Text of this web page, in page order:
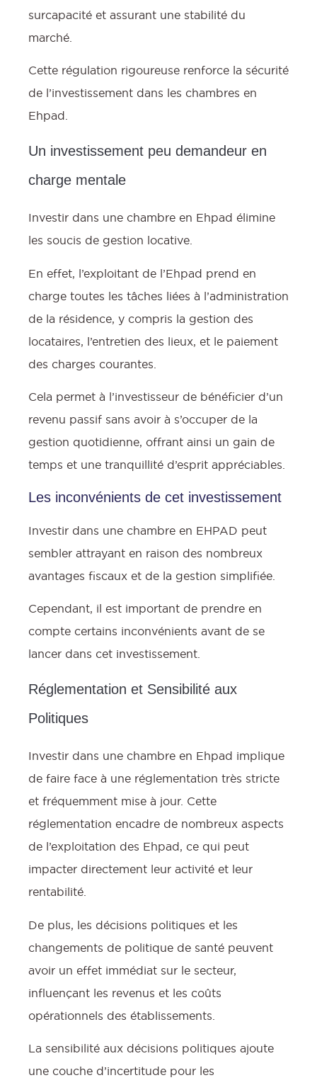
surcapacité et assurant une stabilité du
marché.
Cette régulation rigoureuse renforce la sécurité
de l’investissement dans les chambres en
Ehpad.
Un investissement peu demandeur en
charge mentale
Investir dans une chambre en Ehpad élimine
les soucis de gestion locative.
En effet, l’exploitant de l’Ehpad prend en
charge toutes les tâches liées à l’administration
de la résidence, y compris la gestion des
locataires, l’entretien des lieux, et le paiement
des charges courantes.
Cela permet à l’investisseur de bénéficier d’un
revenu passif sans avoir à s’occuper de la
gestion quotidienne, offrant ainsi un gain de
temps et une tranquillité d’esprit appréciables.
Les inconvénients de cet investissement
Investir dans une chambre en EHPAD peut
sembler attrayant en raison des nombreux
avantages fiscaux et de la gestion simplifiée.
Cependant, il est important de prendre en
compte certains inconvénients avant de se
lancer dans cet investissement.
Réglementation et Sensibilité aux
Politiques
Investir dans une chambre en Ehpad implique
de faire face à une réglementation très stricte
et fréquemment mise à jour. Cette
réglementation encadre de nombreux aspects
de l’exploitation des Ehpad, ce qui peut
impacter directement leur activité et leur
rentabilité.
De plus, les décisions politiques et les
changements de politique de santé peuvent
avoir un effet immédiat sur le secteur,
influençant les revenus et les coûts
opérationnels des établissements.
La sensibilité aux décisions politiques ajoute
une couche d’incertitude pour les